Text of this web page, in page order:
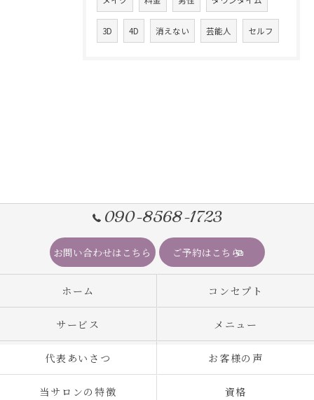
3D 4D 消えない 芸能人 セルフ
090-8568-1723
お問い合わせはこちら ご予約はこちら
ホーム コンセプト
サービス メニュー
代表あいさつ お客様の声
当サロンの特徴 資格